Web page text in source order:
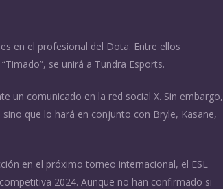
en el profesional del Dota. Entre ellos
se unirá a Tundra Esports.
un comunicado en la red social X. Sin embargo,
que lo hará en conjunto con Bryle, Kasane,
en el próximo torneo internacional, el ESL
2024. Aunque no han confirmado si